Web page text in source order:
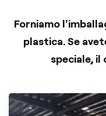
Forniamo
plastica. Se
speciale,